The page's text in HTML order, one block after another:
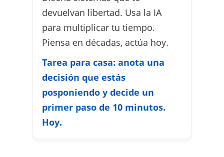
devuelvan libertad. Usa la IA
para multiplicar tu tiempo.
Piensa en décadas, actúa hoy.
Tarea para casa: anota una
decisión que estás
posponiendo y decide un
primer paso de 10 minutos.
Hoy.